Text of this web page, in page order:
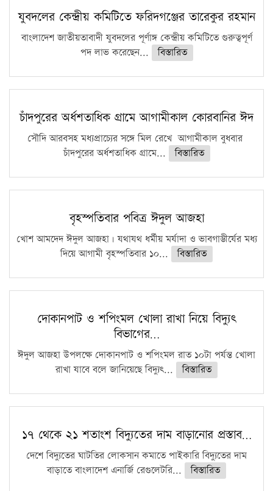
কঠোর হচ্ছে এসএসসি ও এইচএসসি পরীক্ষা
ফরিদগঞ্জে আগুনে পুড়লো ৬ ব্যবসা প্রতিষ্ঠান
যুবদলের কেন্দ্রীয় কমিটিতে ফরিদগঞ্জের তারেকুর রহমান
বাংলাদেশ জাতীয়তাবাদী যুবদলের পূর্ণাঙ্গ কেন্দ্রীয় কমিটিতে গুরুত্বপূর্ণ
পদ লাভ করেছেন...
বিস্তারিত
চাঁদপুরের অর্ধশতাধিক গ্রামে আগামীকাল কোরবানির ঈদ
সৌদি আরবসহ মধ্যপ্রাচ্যের সঙ্গে মিল রেখে আগামীকাল বুধবার
চাঁদপুরের অর্ধশতাধিক গ্রামে...
বিস্তারিত
বৃহস্পতিবার পবিত্র ঈদুল আজহা
খোশ আমদেদ ঈদুল আজহা। যথাযথ ধর্মীয় মর্যাদা ও ভাবগাম্ভীর্যের মধ্য
দিয়ে আগামী বৃহস্পতিবার ১০...
বিস্তারিত
দোকানপাট ও শপিংমল খোলা রাখা নিয়ে বিদ্যুৎ
বিভাগের…
ঈদুল আজহা উপলক্ষে দোকানপাট ও শপিংমল রাত ১০টা পর্যন্ত খোলা
রাখা যাবে বলে জানিয়েছে বিদ্যুৎ...
বিস্তারিত
১৭ থেকে ২১ শতাংশ বিদ্যুতের দাম বাড়ানোর প্রস্তাব…
দেশে বিদ্যুতের ঘাটতির লোকসান কমাতে পাইকারি বিদ্যুতের দাম
বাড়াতে বাংলাদেশ এনার্জি রেগুলেটরি...
বিস্তারিত